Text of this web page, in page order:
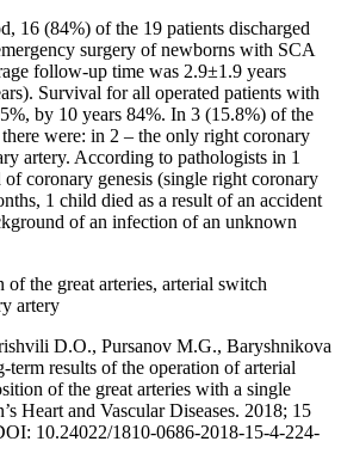
16 (84%) of the 19 patients discharged
surgery of newborns with SCA
follow-up time was 2.9±1.9 years
Survival for all operated patients with
by 10 years 84%. In 3 (15.8%) of the
were: in 2 – the only right coronary
artery. According to pathologists in 1
of coronary genesis (single right coronary
1 child died as a result of an accident
of an infection of an unknown
of the great arteries, arterial switch
artery
D.O., Pursanov M.G., Baryshnikova
results of the operation of arterial
of the great arteries with a single
Heart and Vascular Diseases. 2018; 15
10.24022/1810-0686-2018-15-4-224-